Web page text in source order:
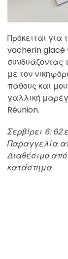
Πρόκειται για
vacherin glacé
συνδυάζοντας
με τον
πάθους και
γαλλική
Réunion.
Σερβίρει 6: 62
Παραγγελία
Διαθέσιμο από
κατάστημα